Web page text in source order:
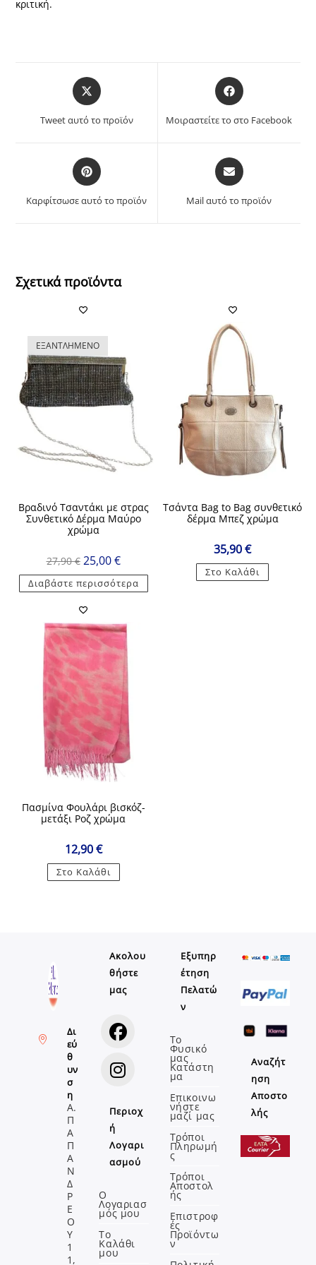
κριτική.
Opens
in
new
Tweet αυτό το προϊόν
Opens
in
new
Μοιραστείτε το στο Facebook
Opens
in
new
Καρφίτσωσε αυτό το προϊόν
Opens
in
new
Mail αυτό το προϊόν
Σχετικά προϊόντα
ΕΞΑΝΤΛΗΜΈΝΟ
Βραδινό Τσαντάκι με στρας
Συνθετικό Δέρμα Μαύρο
χρώμα
27,90€ Original
price
was:
27,90 €.
25,00€Η
τρέχουσα
τιμή
είναι:
Διαβάστε περισσότερα
Τσάντα Bag to Bag συνθετικό
δέρμα Μπεζ χρώμα
35,90€
Στο Καλάθι
Πασμίνα Φουλάρι βισκόζ-
μετάξι Ροζ χρώμα
12,90€
Στο Καλάθι
Δι
εύ
θ
υν
σ
η
Α.
Π
Α
Π
Α
Ν
Δ
Ρ
Ε
Ο
Υ
1
1,
Ακολου
θήστε
μας
new
tab
new
tab
Περιοχ
ή
Λογαρι
ασμού
Ο
Λογαριασ
μός μου
Το
Καλάθι
μου
Εξυπηρ
έτηση
Πελατώ
ν
Το
Φυσικό
μας
Κατάστη
μα
Επικοινω
νήστε
μαζί μας
Τρόποι
Πληρωμή
ς
Τρόποι
Αποστολ
ής
Επιστροφ
ές
Προϊόντω
ν
Αναζήτ
ηση
Αποστο
λής